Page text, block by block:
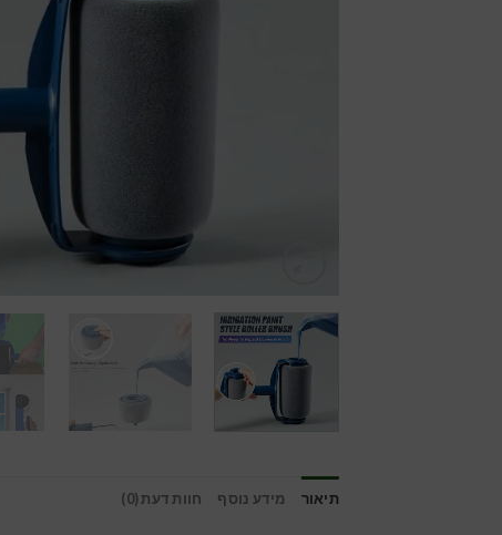
תיאור מידע נוסף חוות דעת (0)